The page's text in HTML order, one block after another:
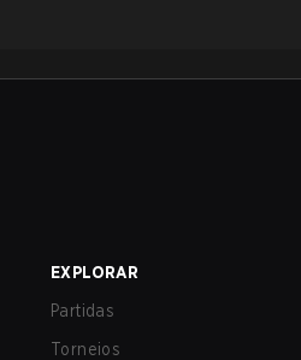
EXPLORAR
Partidas
Torneios